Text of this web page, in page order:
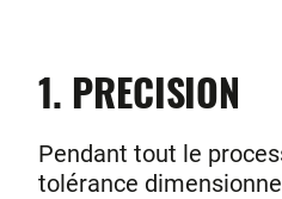
1. PRECISION
Pendant tout le
tolérance